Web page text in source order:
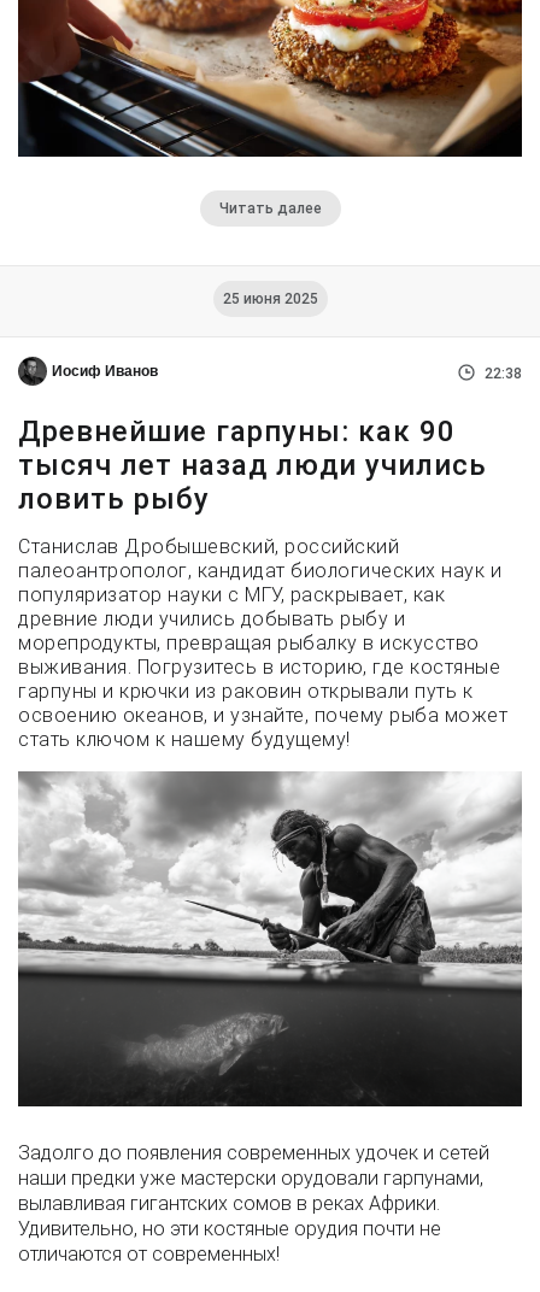
Читать далее
25 июня 2025
Иосиф Иванов 22:38
Древнейшие гарпуны: как 90
тысяч лет назад люди учились
ловить рыбу
Станислав Дробышевский, российский
палеоантрополог, кандидат биологических наук и
популяризатор науки с МГУ, раскрывает, как
древние люди учились добывать рыбу и
морепродукты, превращая рыбалку в искусство
выживания. Погрузитесь в историю, где костяные
гарпуны и крючки из раковин открывали путь к
освоению океанов, и узнайте, почему рыба может
стать ключом к нашему будущему!
Задолго до появления современных удочек и сетей
наши предки уже мастерски орудовали гарпунами,
вылавливая гигантских сомов в реках Африки.
Удивительно, но эти костяные орудия почти не
отличаются от современных!